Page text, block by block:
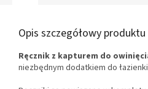
Opis szczegółowy produktu
Ręcznik z kapturem do
niezbędnym dodatkiem do